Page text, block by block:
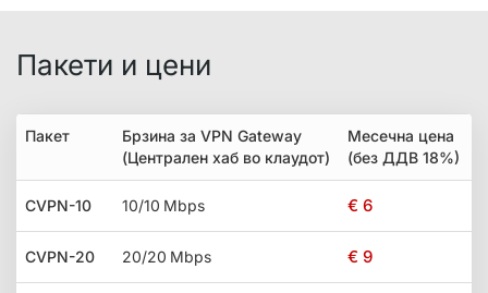
Пакети и цени
Пакет
Брзина за VPN Gateway
(Централен хаб во клаудот)
Месечна цена
(без ДДВ 18%)
CVPN-10 10/10 Mbps € 6
CVPN-20 20/20 Mbps € 9